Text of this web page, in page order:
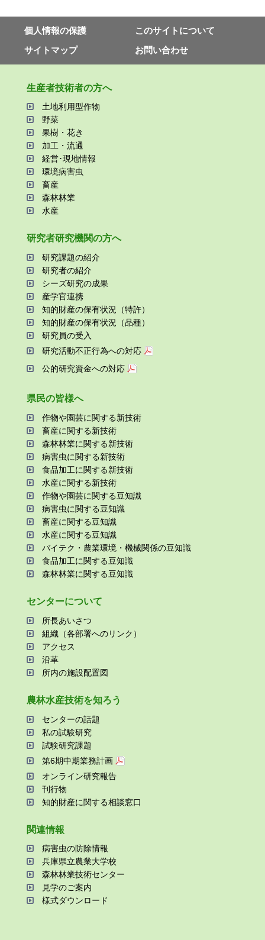
個⼈情報の保護
このサイトについて
サイトマップ
お問い合わせ
⽣産者技術者の⽅へ
⼟地利⽤型作物
野菜
果樹・花き
加⼯・流通
経営･現地情報
環境病害⾍
畜産
森林林業
⽔産
研究者研究機関の⽅へ
研究課題の紹介
研究者の紹介
シーズ研究の成果
産学官連携
知的財産の保有状況（特許）
知的財産の保有状況（品種）
研究員の受⼊
研究活動不正⾏為への対応
公的研究資金への対応
県⺠の皆様へ
作物や園芸に関する新技術
畜産に関する新技術
森林林業に関する新技術
病害⾍に関する新技術
⾷品加⼯に関する新技術
⽔産に関する新技術
作物や園芸に関する⾖知識
病害⾍に関する⾖知識
畜産に関する⾖知識
⽔産に関する⾖知識
バイテク・農業環境・機械関係の⾖知識
⾷品加⼯に関する⾖知識
森林林業に関する⾖知識
センターについて
所⻑あいさつ
組織（各部署へのリンク）
アクセス
沿⾰
所内の施設配置図
農林⽔産技術を知ろう
センターの話題
私の試験研究
試験研究課題
第6期中期業務計画
オンライン研究報告
刊⾏物
知的財産に関する相談窓⼝
関連情報
病害⾍の防除情報
兵庫県⽴農業⼤学校
森林林業技術センター
⾒学のご案内
様式ダウンロード